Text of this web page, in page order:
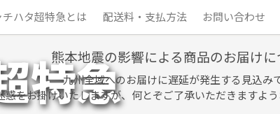
チハタ超特急とは 配送料・支払方法 お問い合わせ
特急
熊本地震の影響による商品のお届けに
九州全域へのお届けに遅延が発生する見込みで
惑をお掛けいたしますが、何とぞご了承いただきますよう